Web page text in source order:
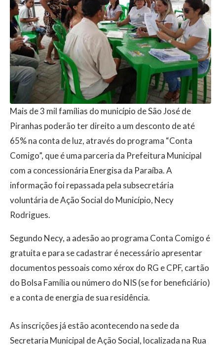
Mais de 3 mil famílias do município de São José de
Piranhas poderão ter direito a um desconto de até
65% na conta de luz, através do programa “Conta
Comigo”, que é uma parceria da Prefeitura Municipal
com a concessionária Energisa da Paraíba. A
informação foi repassada pela subsecretária
voluntária de Ação Social do Município, Necy
Rodrigues.
Segundo Necy, a adesão ao programa Conta Comigo é
gratuita e para se cadastrar é necessário apresentar
documentos pessoais como xérox do RG e CPF, cartão
do Bolsa Família ou número do NIS (se for beneficiário)
e a conta de energia de sua residência.
As inscrições já estão acontecendo na sede da
Secretaria Municipal de Ação Social, localizada na Rua